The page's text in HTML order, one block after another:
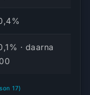
· daarna
17)